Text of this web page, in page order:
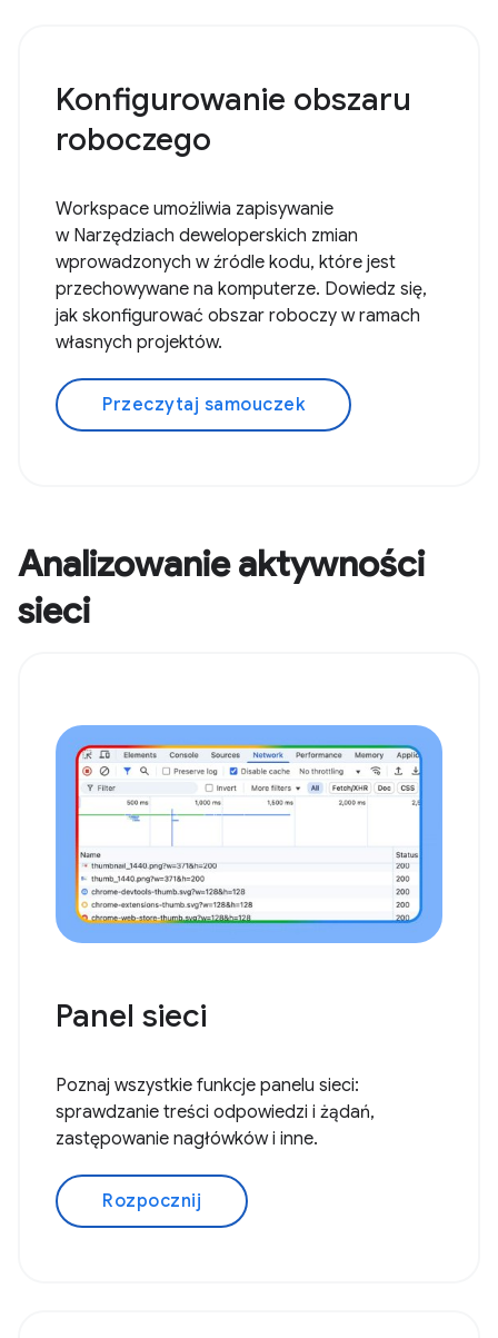
Konfigurowanie obszaru
roboczego
Workspace umożliwia zapisywanie
w Narzędziach deweloperskich zmian
wprowadzonych w źródle kodu, które jest
przechowywane na komputerze. Dowiedz się,
jak skonfigurować obszar roboczy w ramach
własnych projektów.
Przeczytaj samouczek
Analizowanie aktywności
sieci
Panel sieci
Poznaj wszystkie funkcje panelu sieci:
sprawdzanie treści odpowiedzi i żądań,
zastępowanie nagłówków i inne.
Rozpocznij